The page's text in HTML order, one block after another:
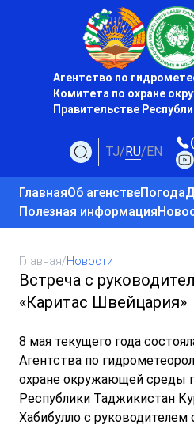
Агентство по
Комитета по охране
Правительстве
TJ/RU/EN
ГлавнаяОб агенствеПогода
Полезная информация
Главная/Новости
Встреча с
«Каритас Швейцария»
8 мая текущего года
Агентства по
охране окружающей среды
Республики Таджикистан
Хабибулло с руководителем